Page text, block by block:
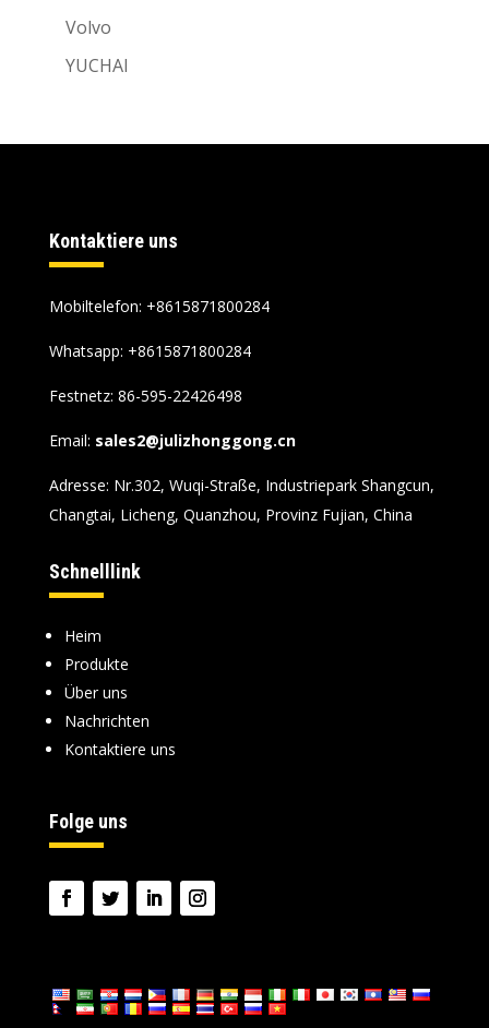
Volvo
YUCHAI
Kontaktiere uns
Mobiltelefon: +8615871800284
Whatsapp: +8615871800284
Festnetz: 86-595-22426498
Email: sales2@julizhonggong.cn
Adresse: Nr.302, Wuqi-Straße, Industriepark Shangcun,
Changtai, Licheng, Quanzhou, Provinz Fujian, China
Schnelllink
Heim
Produkte
Über uns
Nachrichten
Kontaktiere uns
Folge uns